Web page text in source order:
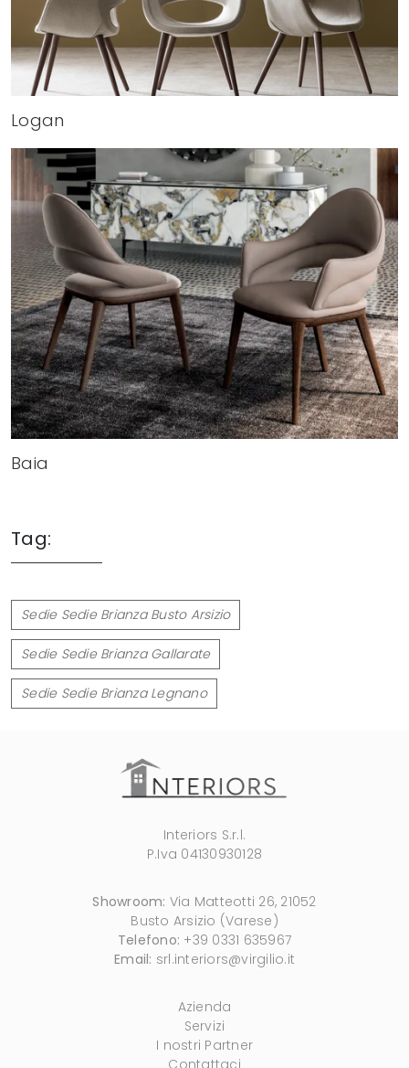
Logan
Baia
Tag:
Sedie Sedie Brianza Busto Arsizio
Sedie Sedie Brianza Gallarate
Sedie Sedie Brianza Legnano
Interiors S.r.l.
P.Iva 04130930128
Showroom: Via Matteotti 26, 21052
Busto Arsizio (Varese)
Telefono: +39 0331 635967
Email: srl.interiors@virgilio.it
Azienda
Servizi
I nostri Partner
Contattaci